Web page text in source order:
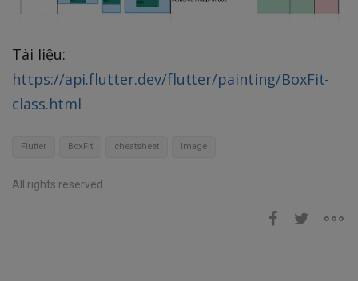
Tài liệu:
https://api.flutter.dev/flutter/painting/BoxFit-
class.html
Flutter BoxFit cheatsheet Image
All rights reserved